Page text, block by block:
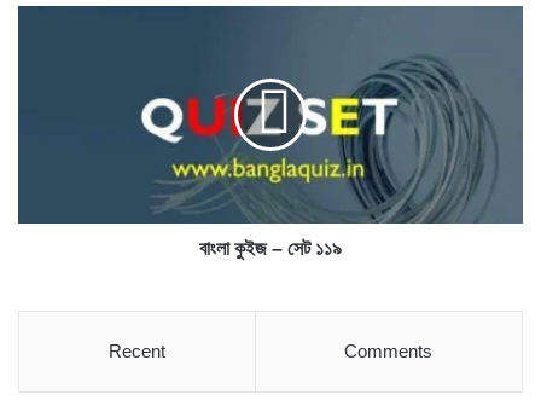
বাংলা কুইজ – সেট ১১৯
Recent Comments